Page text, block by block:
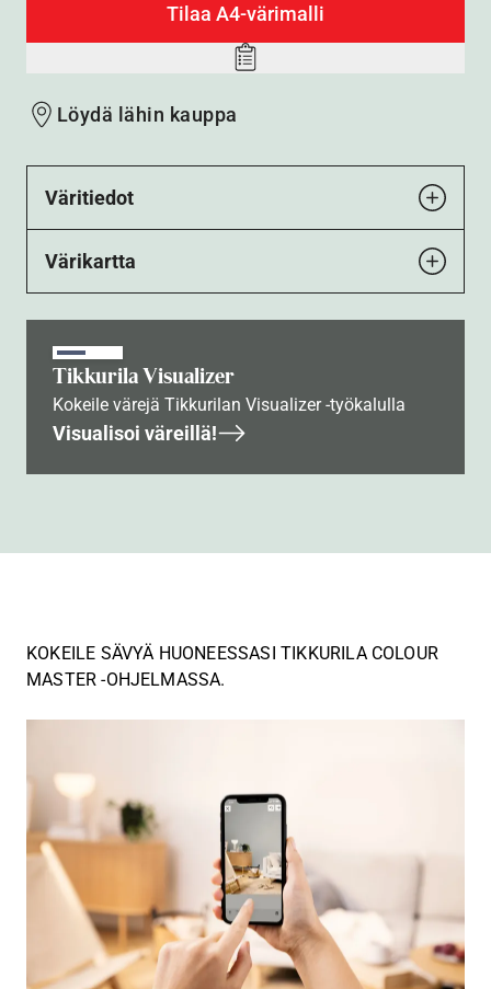
Tilaa A4-värimalli
Add
Löydä lähin kauppa
Väritiedot
Värikartta
Tikkurila Visualizer
Kokeile värejä Tikkurilan Visualizer -työkalulla
Visualisoi väreillä!
KOKEILE SÄVYÄ HUONEESSASI TIKKURILA COLOUR
MASTER -OHJELMASSA.